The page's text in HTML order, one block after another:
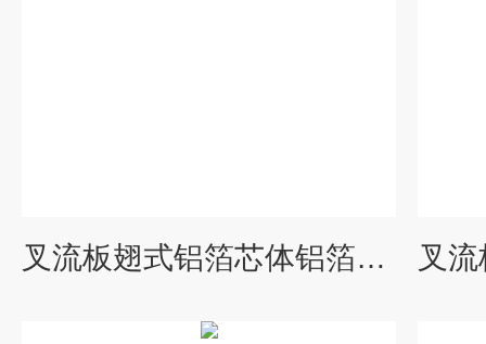
叉流板翅式铝箔芯体铝箔热交换装置